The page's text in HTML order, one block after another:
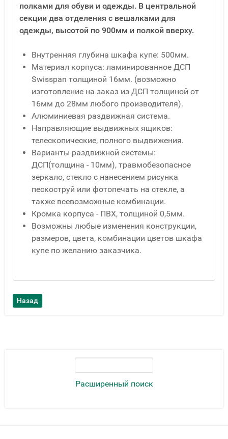
Расширенный поиск
полками для обуви и одежды. В центральной
секции два отделения с вешалками для
одежды, высотой по 900мм и полкой вверху.
Внутренняя глубина шкафа купе: 500мм.
Материал корпуса: ламинированное ДСП
Swisspan толщиной 16мм. (возможно
изготовление на заказ из ДСП толщиной от
16мм до 28мм любого производителя).
Алюминиевая раздвижная система.
Направляющие выдвижных ящиков:
телескопические, полного выдвижения.
Варианты раздвижной системы:
ДСП(толщина - 10мм), травмобезопасное
зеркало, стекло с нанесением рисунка
пескоструй или фотопечать на стекле, а
также всевозможные комбинации.
Кромка корпуса - ПВХ, толщиной 0,5мм.
Возможны любые изменения конструкции,
размеров, цвета, комбинации цветов шкафа
купе по желанию заказчика.